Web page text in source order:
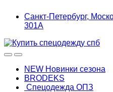
navigation
content
Санкт-Петербург,
301А
NEW Новинки сезона
BRODEKS
Спецодежда ОПЗ